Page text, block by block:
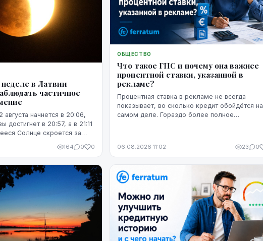
в Латвии
частичное
августа начнется в 20:06,
достигнет в 20:57, а в 21:11
Солнце скроется за
164 0 0
ОБЩЕСТВО
Что такое ГПС и почему она важнее
процентной ставки, указанной в
рекламе?
Процентная ставка в рекламе не всегда
показывает, во сколько кредит обойдётся на
самом деле. Гораздо более полное
06.08.2026 11:02 23 0